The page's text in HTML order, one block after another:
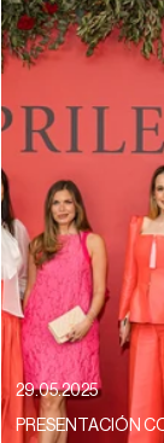
29.05.2025
PRESENTACIÓN